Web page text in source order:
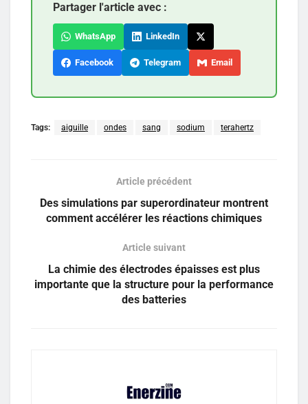
Partager l'article avec :
WhatsApp LinkedIn
Facebook Telegram Email
Tags: aiguille ondes sang sodium terahertz
Article précédent
Des simulations par superordinateur montrent
comment accélérer les réactions chimiques
Article suivant
La chimie des électrodes épaisses est plus
importante que la structure pour la performance
des batteries